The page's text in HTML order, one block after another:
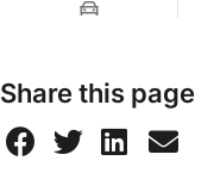
Share this page